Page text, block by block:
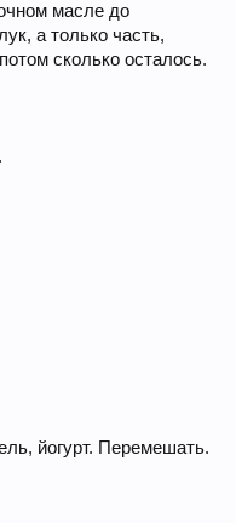
масле до
а только часть,
сколько осталось.
йогурт. Перемешать.